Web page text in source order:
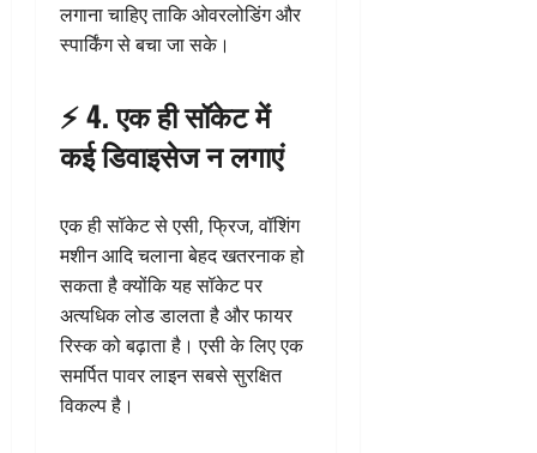
लगाना चाहिए ताकि ओवरलोडिंग और
स्पार्किंग से बचा जा सके।
⚡ 4. एक ही सॉकेट में
कई डिवाइसेज न लगाएं
एक ही सॉकेट से एसी, फ्रिज, वॉशिंग
मशीन आदि चलाना बेहद खतरनाक हो
सकता है क्योंकि यह सॉकेट पर
अत्यधिक लोड डालता है और फायर
रिस्क को बढ़ाता है। एसी के लिए एक
समर्पित पावर लाइन सबसे सुरक्षित
विकल्प है।